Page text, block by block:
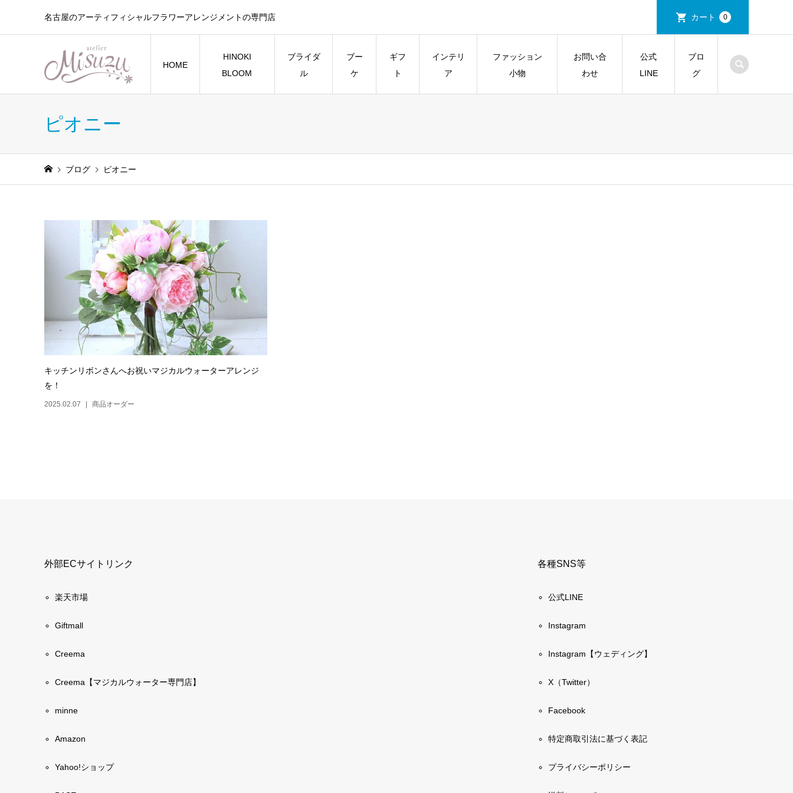
名古屋のアーティフィシャルフラワーアレンジメントの専門店 カート 0
HOME
HINOKI
BLOOM
ブライダ
ル
ブー
ケ
ギフ
ト
インテリ
ア
ファッション
小物
お問い合
わせ
公式
LINE
ブロ
グ
ピオニー
ブログ ピオニー
キッチンリボンさんへお祝いマジカルウォーターアレンジ
を！
2025.02.07 商品オーダー
外部ECサイトリンク
楽天市場
Giftmall
Creema
Creema【マジカルウォーター専門店】
minne
Amazon
Yahoo!ショップ
各種SNS等
公式LINE
Instagram
Instagram【ウェディング】
X（Twitter）
Facebook
特定商取引法に基づく表記
プライバシーポリシー